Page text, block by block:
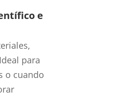
e
para
o cuando